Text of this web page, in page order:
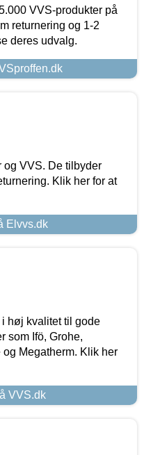
VVS-produkter på
returnering og 1-2
deres udvalg.
VVS. De tilbyder
Klik her for at
Elvvs.dk
høj kvalitet til gode
som Ifö, Grohe,
Megatherm. Klik her
VVS.dk